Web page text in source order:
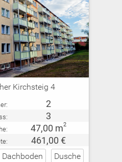
Kirchsteig 4
2
3
47,00 m2
461,00 €
Dachboden
Dusche